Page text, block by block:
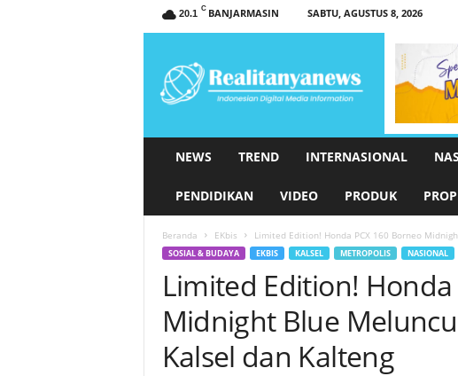
20.1 C BANJARMASIN SABTU, AGUSTUS 8, 2026
t
NEWS TREND INTERNASIONAL
PENDIDIKAN VIDEO PRODUK
Beranda EKbis Limited Edition! Honda PCX 160 Borneo
SOSIAL & BUDAYA EKBIS KALSEL METROPOLIS NASIONAL
Limited Edition! Honda
Midnight Blue
Kalsel dan Kalteng